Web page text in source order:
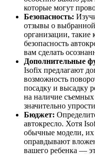
которые могут
Безопасность:
отзывы о
организации, такие
безопасность
вам сделать
Дополнительные
Isofix предлагают
возможность
посадку и высадку
на наличие
значительно
Бюджет:
автокресло. Хотя
обычные модели, их
оправдывают
вашего ребенка —